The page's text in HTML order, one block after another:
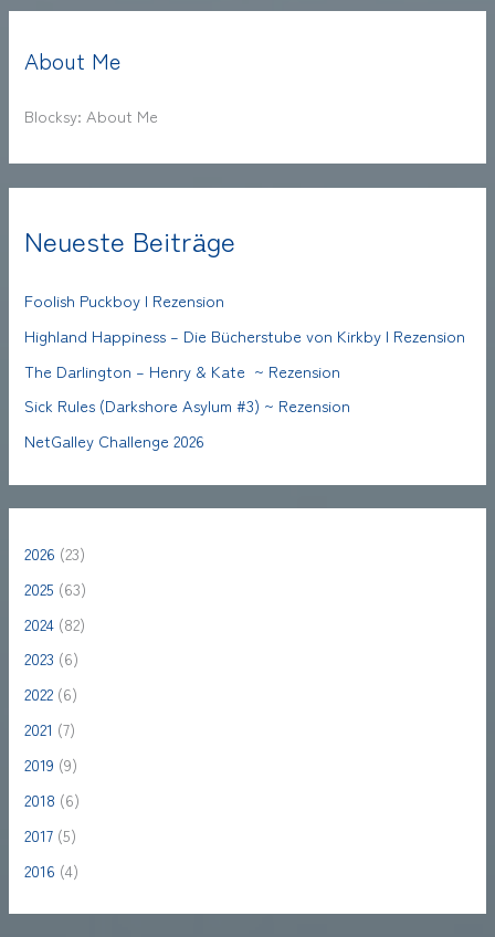
About Me
Blocksy: About Me
Neueste Beiträge
Foolish Puckboy | Rezension
Highland Happiness – Die Bücherstube von Kirkby | Rezension
The Darlington – Henry & Kate ~ Rezension
Sick Rules (Darkshore Asylum #3) ~ Rezension
NetGalley Challenge 2026
2026 (23)
2025 (63)
2024 (82)
2023 (6)
2022 (6)
2021 (7)
2019 (9)
2018 (6)
2017 (5)
2016 (4)